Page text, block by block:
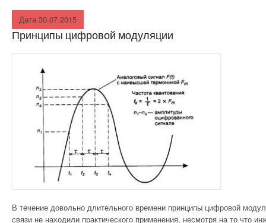
СТЕКОЛЬНОЕ
ХИМИЯ В
СТРОИТЕЛЬСТВЕ И
ПРОМЫШЛЕННОСТ
И
СТРОИТЕЛЬСТВО И
ЭЛЕКТРОНИКА
ДОМА
Дата 30.07.2015
Принципы цифровой модуляции
В течение довольно длительного времени принципы цифровой
связи не находили практического применения, несмотря на то что